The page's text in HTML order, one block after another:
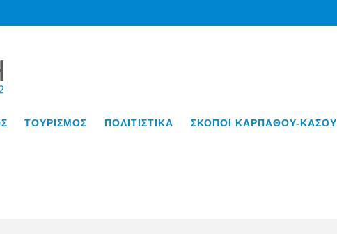
ΤΟΥΡΙΣΜΟΣ ΠΟΛΙΤΙΣΤΙΚΑ ΣΚΟΠΟΙ ΚΑΡΠΑΘΟΥ-ΚΑΣΟΥ